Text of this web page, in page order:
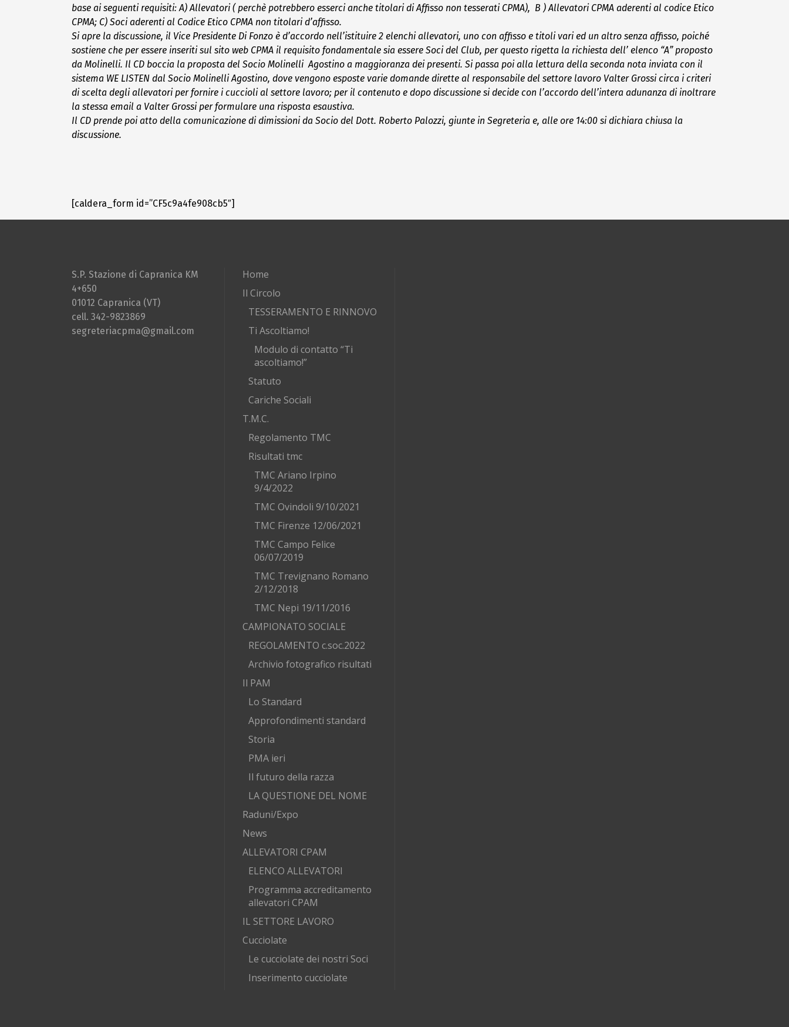
base ai seguenti requisiti: A) Allevatori ( perchè potrebbero esserci anche titolari di Affisso non tesserati CPMA), B ) Allevatori CPMA aderenti al codice Etico
CPMA; C) Soci aderenti al Codice Etico CPMA non titolari d’affisso.
Si apre la discussione, il Vice Presidente Di Fonzo è d’accordo nell’istituire 2 elenchi allevatori, uno con affisso e titoli vari ed un altro senza affisso, poiché
sostiene che per essere inseriti sul sito web CPMA il requisito fondamentale sia essere Soci del Club, per questo rigetta la richiesta dell’ elenco “A” proposto
da Molinelli. Il CD boccia la proposta del Socio Molinelli Agostino a maggioranza dei presenti. Si passa poi alla lettura della seconda nota inviata con il
sistema WE LISTEN dal Socio Molinelli Agostino, dove vengono esposte varie domande dirette al responsabile del settore lavoro Valter Grossi circa i criteri
di scelta degli allevatori per fornire i cuccioli al settore lavoro; per il contenuto e dopo discussione si decide con l’accordo dell’intera adunanza di inoltrare
la stessa email a Valter Grossi per formulare una risposta esaustiva.
Il CD prende poi atto della comunicazione di dimissioni da Socio del Dott. Roberto Palozzi, giunte in Segreteria e, alle ore 14:00 si dichiara chiusa la
discussione.
[caldera_form id=”CF5c9a4fe908cb5″]
S.P. Stazione di Capranica KM
4+650
01012 Capranica (VT)
cell. 342-9823869
segreteriacpma@gmail.com
Home
Il Circolo
TESSERAMENTO E RINNOVO
Ti Ascoltiamo!
Modulo di contatto “Ti
ascoltiamo!”
Statuto
Cariche Sociali
T.M.C.
Regolamento TMC
Risultati tmc
TMC Ariano Irpino
9/4/2022
TMC Ovindoli 9/10/2021
TMC Firenze 12/06/2021
TMC Campo Felice
06/07/2019
TMC Trevignano Romano
2/12/2018
TMC Nepi 19/11/2016
CAMPIONATO SOCIALE
REGOLAMENTO c.soc.2022
Archivio fotografico risultati
Il PAM
Lo Standard
Approfondimenti standard
Storia
PMA ieri
Il futuro della razza
LA QUESTIONE DEL NOME
Raduni/Expo
News
ALLEVATORI CPAM
ELENCO ALLEVATORI
Programma accreditamento
allevatori CPAM
IL SETTORE LAVORO
Cucciolate
Le cucciolate dei nostri Soci
Inserimento cucciolate